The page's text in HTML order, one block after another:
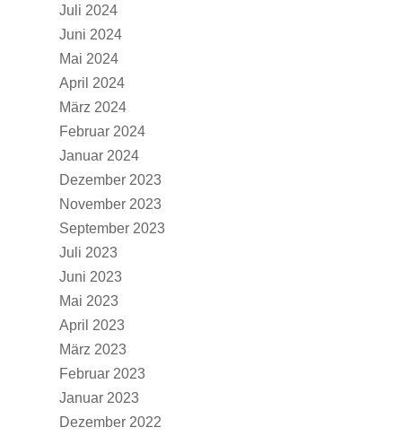
Juli 2024
Juni 2024
Mai 2024
April 2024
März 2024
Februar 2024
Januar 2024
Dezember 2023
November 2023
September 2023
Juli 2023
Juni 2023
Mai 2023
April 2023
März 2023
Februar 2023
Januar 2023
Dezember 2022